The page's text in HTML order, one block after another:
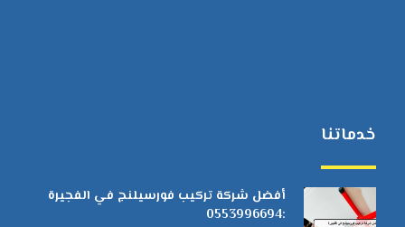
خدماتنا
أفضل شركة تركيب فورسيلنج في الفجيرة
:0553996694